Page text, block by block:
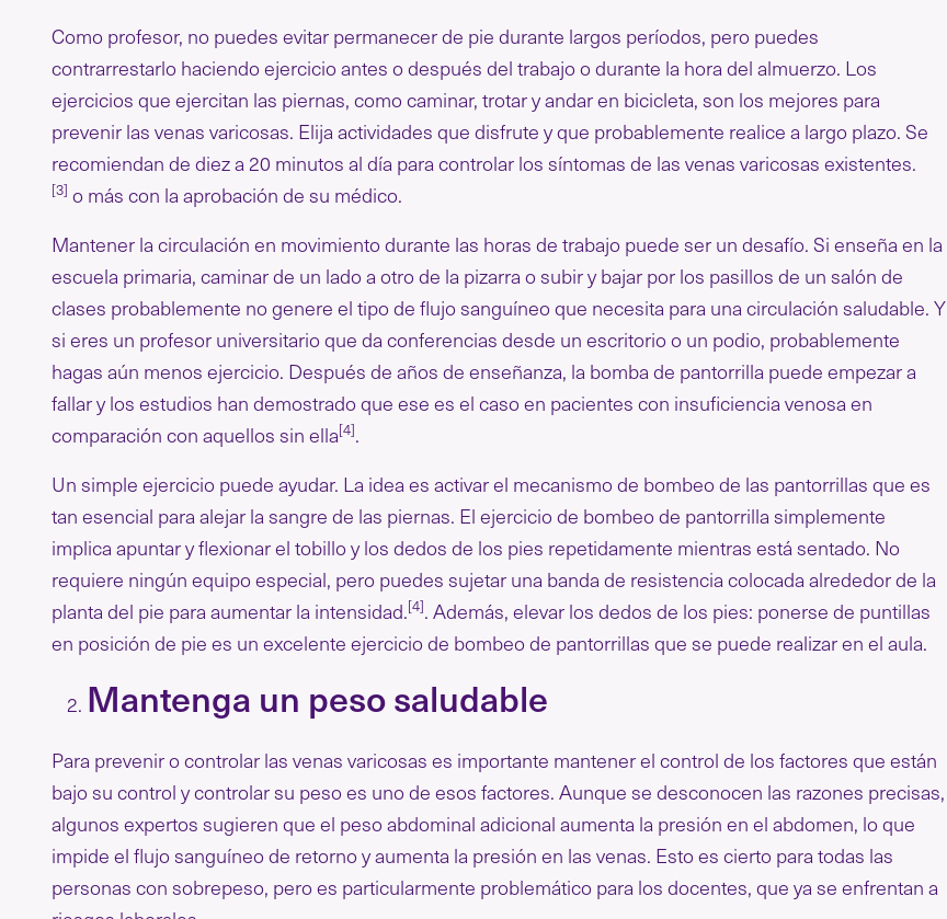
Como profesor, no puedes evitar permanecer de pie durante largos períodos, pero puedes
contrarrestarlo haciendo ejercicio antes o después del trabajo o durante la hora del almuerzo. Los
ejercicios que ejercitan las piernas, como caminar, trotar y andar en bicicleta, son los mejores para
prevenir las venas varicosas. Elija actividades que disfrute y que probablemente realice a largo plazo. Se
recomiendan de diez a 20 minutos al día para controlar los síntomas de las venas varicosas existentes.
[3] o más con la aprobación de su médico.
Mantener la circulación en movimiento durante las horas de trabajo puede ser un desafío. Si enseña en la
escuela primaria, caminar de un lado a otro de la pizarra o subir y bajar por los pasillos de un salón de
clases probablemente no genere el tipo de flujo sanguíneo que necesita para una circulación saludable. Y
si eres un profesor universitario que da conferencias desde un escritorio o un podio, probablemente
hagas aún menos ejercicio. Después de años de enseñanza, la bomba de pantorrilla puede empezar a
fallar y los estudios han demostrado que ese es el caso en pacientes con insuficiencia venosa en
comparación con aquellos sin ella[4].
Un simple ejercicio puede ayudar. La idea es activar el mecanismo de bombeo de las pantorrillas que es
tan esencial para alejar la sangre de las piernas. El ejercicio de bombeo de pantorrilla simplemente
implica apuntar y flexionar el tobillo y los dedos de los pies repetidamente mientras está sentado. No
requiere ningún equipo especial, pero puedes sujetar una banda de resistencia colocada alrededor de la
planta del pie para aumentar la intensidad.[4]. Además, elevar los dedos de los pies: ponerse de puntillas
en posición de pie es un excelente ejercicio de bombeo de pantorrillas que se puede realizar en el aula.
Mantenga un peso saludable
Para prevenir o controlar las venas varicosas es importante mantener el control de los factores que están
bajo su control y controlar su peso es uno de esos factores. Aunque se desconocen las razones precisas,
algunos expertos sugieren que el peso abdominal adicional aumenta la presión en el abdomen, lo que
impide el flujo sanguíneo de retorno y aumenta la presión en las venas. Esto es cierto para todas las
personas con sobrepeso, pero es particularmente problemático para los docentes, que ya se enfrentan a